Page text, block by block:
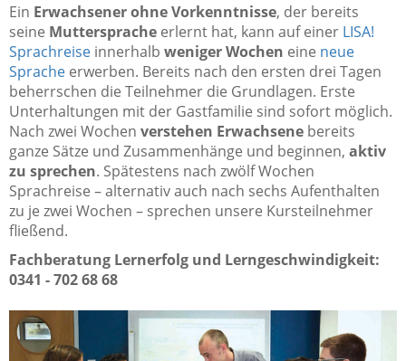
Ein Erwachsener ohne Vorkenntnisse, der bereits
seine Muttersprache erlernt hat, kann auf einer LISA!
Sprachreise innerhalb weniger Wochen eine neue
Sprache erwerben. Bereits nach den ersten drei Tagen
beherrschen die Teilnehmer die Grundlagen. Erste
Unterhaltungen mit der Gastfamilie sind sofort möglich.
Nach zwei Wochen verstehen Erwachsene bereits
ganze Sätze und Zusammenhänge und beginnen, aktiv
zu sprechen. Spätestens nach zwölf Wochen
Sprachreise – alternativ auch nach sechs Aufenthalten
zu je zwei Wochen – sprechen unsere Kursteilnehmer
fließend.
Fachberatung Lernerfolg und Lerngeschwindigkeit:
0341 - 702 68 68